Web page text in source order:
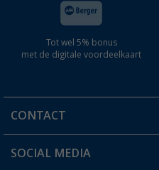
Tot wel 5% bonus
met de digitale voordeelkaart
CONTACT
Een vraag?
SOCIAL MEDIA